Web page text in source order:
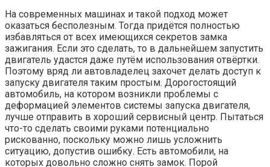
На современных машинах и такой подход может
оказаться бесполезным. Тогда придётся полностью
избавляться от всех имеющихся секретов замка
зажигания. Если это сделать, то в дальнейшем запустить
двигатель удастся даже путём использования отвёртки.
Поэтому вряд ли автовладелец захочет делать доступ к
запуску двигателя таким простым. Дорогостоящий
автомобиль, на котором возникли проблемы с
деформацией элементов системы запуска двигателя,
лучше отправить в хороший сервисный центр. Пытаться
что-то сделать своими руками потенциально
рискованно, поскольку можно лишь усложнить
ситуацию, допустив ошибку. Есть автомобили, на
которых довольно сложно снять замок. Порой